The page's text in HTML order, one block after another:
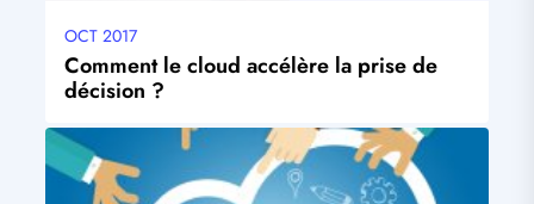
Date
mise
à
jour
OCT 2017
Comment le cloud accélère la prise de
décision ?
Visuel
principal